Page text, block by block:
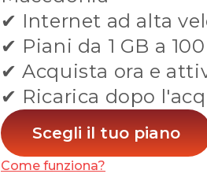
✔ Internet ad alta
✔ Piani da 1 GB a
✔ Acquista ora e
✔ Ricarica dopo
Scegli il tuo piano
Come funziona?